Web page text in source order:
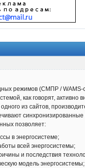
режимов (СМПР / WAMS-
как говорят,
из сайтов,
позволяет:
в энергосистеме;
всей энергосистемы;
и последствия
модель энергосистемы;